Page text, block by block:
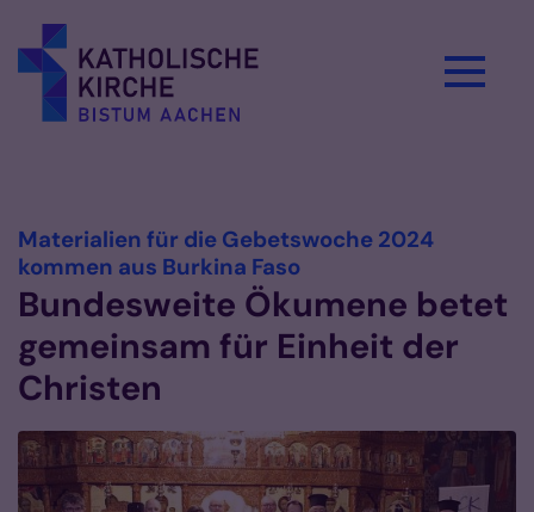
Materialien für die Gebetswoche 2024
kommen aus Burkina Faso:
Bundesweite Ökumene betet
gemeinsam für Einheit der
Christen